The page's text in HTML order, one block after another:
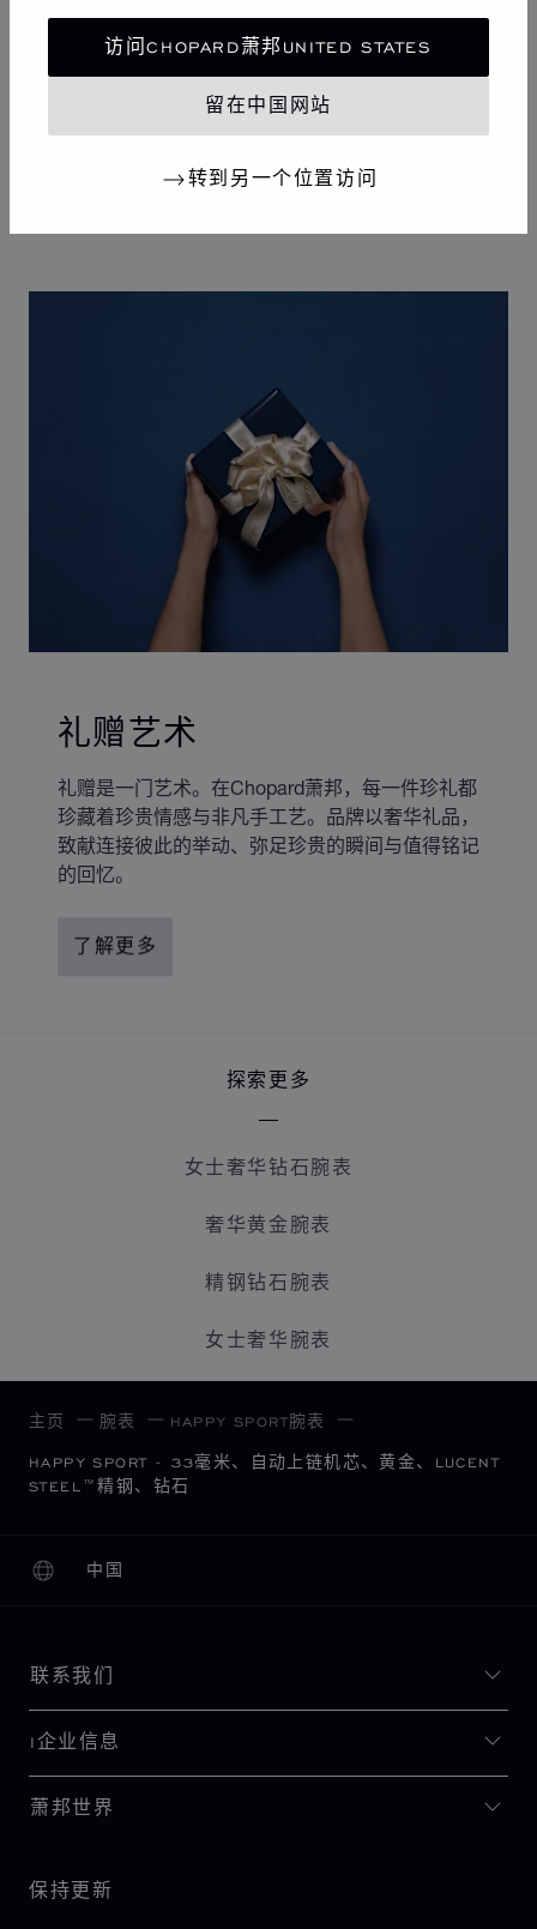
访问CHOPARD萧邦UNITED STATES
留在中国网站
转到另一个位置访问
Happy Sport腕表拥有柔和曲线，堪称制表艺术中的柔美
风格杰作。其标志性的舞动钻石犹如华丽舞台，展现改变
20世纪女性生活的自由奔放潮流。Happy Sport钻石腕表
是首款将钻石的高贵气质与精钢的坚固特性相结合的腕
作。
礼赠艺术
礼赠是一门艺术。在Chopard萧邦，每一件珍礼都
珍藏着珍贵情感与非凡手工艺。品牌以奢华礼品，
致献连接彼此的举动、弥足珍贵的瞬间与值得铭记
的回忆。
了解更多
探索更多
女士奢华钻石腕表
奢华黄金腕表
精钢钻石腕表
女士奢华腕表
主页 腕表 HAPPY SPORT腕表
HAPPY SPORT - 33毫米、自动上链机芯、黄金、LUCENT
STEEL™精钢、钻石
中国
本地化（更改国家/地区）
更改国家/地区
联系我们
I企业信息
萧邦世界
保持更新